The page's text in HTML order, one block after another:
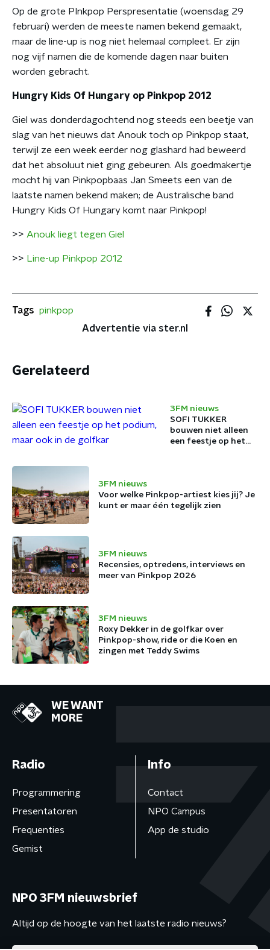
Op de grote PInkpop Perspresentatie (woensdag 29
februari) werden de meeste namen bekend gemaakt,
maar de line-up is nog niet helemaal compleet. Er zijn
nog vijf namen die de komende dagen naar buiten
worden gebracht.
Hungry Kids Of Hungary op Pinkpop 2012
Giel was donderdagochtend nog steeds een beetje van
slag van het nieuws dat Anouk toch op Pinkpop staat,
terwijl ze een week eerder nog glashard had beweerd
dat het absoluut niet ging gebeuren. Als goedmakertje
mocht hij van Pinkpopbaas Jan Smeets een van de
laatste namen bekend maken; de Australische band
Hungry Kids Of Hungary komt naar Pinkpop!
>> Anouk liegt tegen Giel
>> Line-up Pinkpop 2012
Tags pinkpop
Advertentie via ster.nl
Gerelateerd
3FM nieuws
SOFI TUKKER
bouwen niet alleen
een feestje op het
3FM nieuws
Voor welke Pinkpop-artiest kies jij? Je
kunt er maar één tegelijk zien
3FM nieuws
Recensies, optredens, interviews en
meer van Pinkpop 2026
3FM nieuws
Roxy Dekker in de golfkar over
Pinkpop-show, ride or die Koen en
zingen met Teddy Swims
WE WANT
MORE
Radio
Programmering
Presentatoren
Frequenties
Gemist
Info
Contact
NPO Campus
App de studio
NPO 3FM nieuwsbrief
Altijd op de hoogte van het laatste radio nieuws?